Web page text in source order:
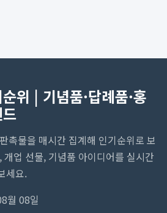
위 | 기념품·답례품·홍
촉물을 매시간 집계해 인기순위로 보
업 선물, 기념품 아이디어를 실시간
세요.
월 08일